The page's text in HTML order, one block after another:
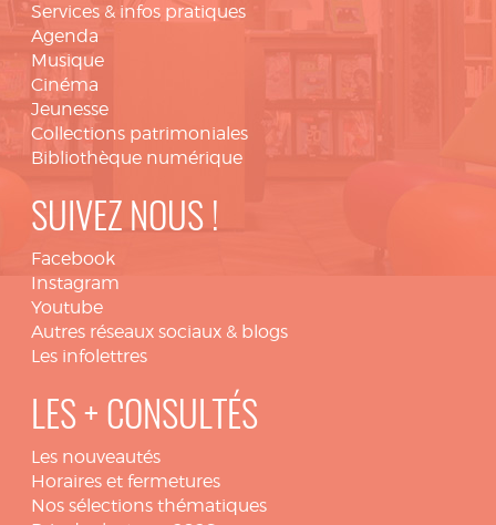
Services & infos pratiques
Agenda
Musique
Cinéma
Jeunesse
Collections patrimoniales
Bibliothèque numérique
SUIVEZ NOUS !
Facebook
Instagram
Youtube
Autres réseaux sociaux & blogs
Les infolettres
LES + CONSULTÉS
Les nouveautés
Horaires et fermetures
Nos sélections thématiques